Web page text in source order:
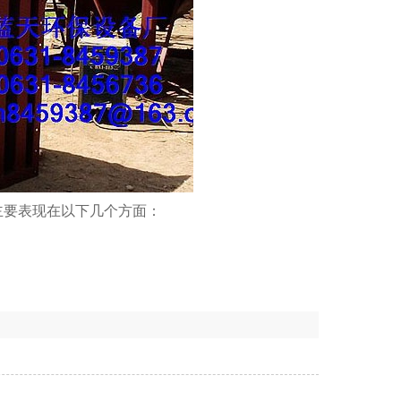
表现在以下几个方面：